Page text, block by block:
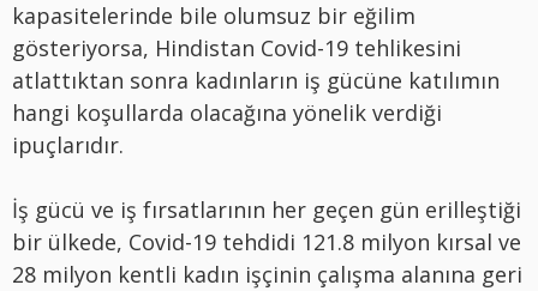
kapasitelerinde bile olumsuz bir eğilim
gösteriyorsa, Hindistan Covid-19 tehlikesini
atlattıktan sonra kadınların iş gücüne katılımın
hangi koşullarda olacağına yönelik verdiği
ipuçlarıdır.
İş gücü ve iş fırsatlarının her geçen gün erilleştiği
bir ülkede, Covid-19 tehdidi 121.8 milyon kırsal ve
28 milyon kentli kadın işçinin çalışma alanına geri